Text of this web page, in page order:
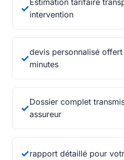
✓
Estimation tarifaire
intervention
✓
devis personnalisé
minutes
✓
Dossier complet
assureur
✓rapport détaillé pour